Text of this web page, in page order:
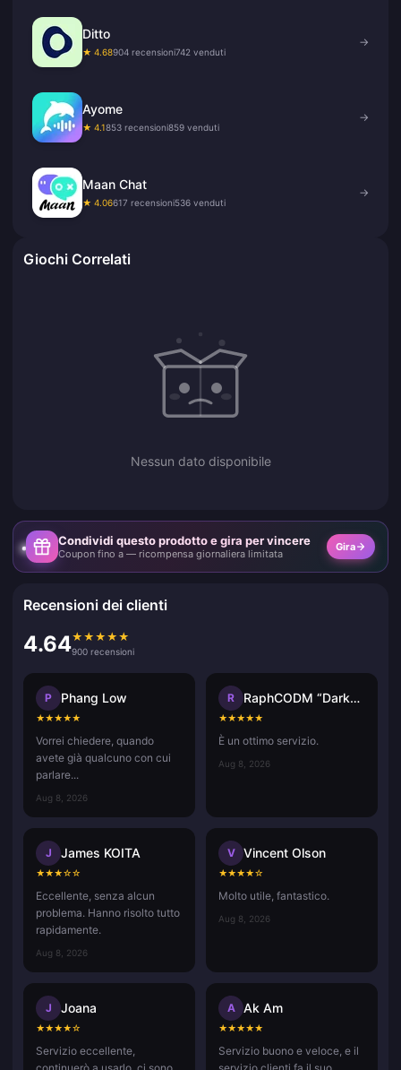
Ditto
★ 4.68904 recensioni742 venduti
→
Ayome
★ 4.1853 recensioni859 venduti
→
Maan Chat
★ 4.06617 recensioni536 venduti
→
Giochi Correlati
Nessun dato disponibile
Condividi questo prodotto e gira per vincere
Coupon fino a — ricompensa giornaliera limitata
Gira
Recensioni dei clienti
4.64★ ★ ★ ★ ★
900 recensioni
P Phang Low
★★★★★
Vorrei chiedere, quando
avete già qualcuno con cui
parlare...
Aug 8, 2026
R RaphCODM “Darkninja_Agma.io”
★★★★★
È un ottimo servizio.
Aug 8, 2026
J James KOITA
★★★☆☆
Eccellente, senza alcun
problema. Hanno risolto tutto
rapidamente.
Aug 8, 2026
V Vincent Olson
★★★★☆
Molto utile, fantastico.
Aug 8, 2026
J Joana
★★★★☆
Servizio eccellente,
A Ak Am
★★★★★
Servizio buono e veloce, e il